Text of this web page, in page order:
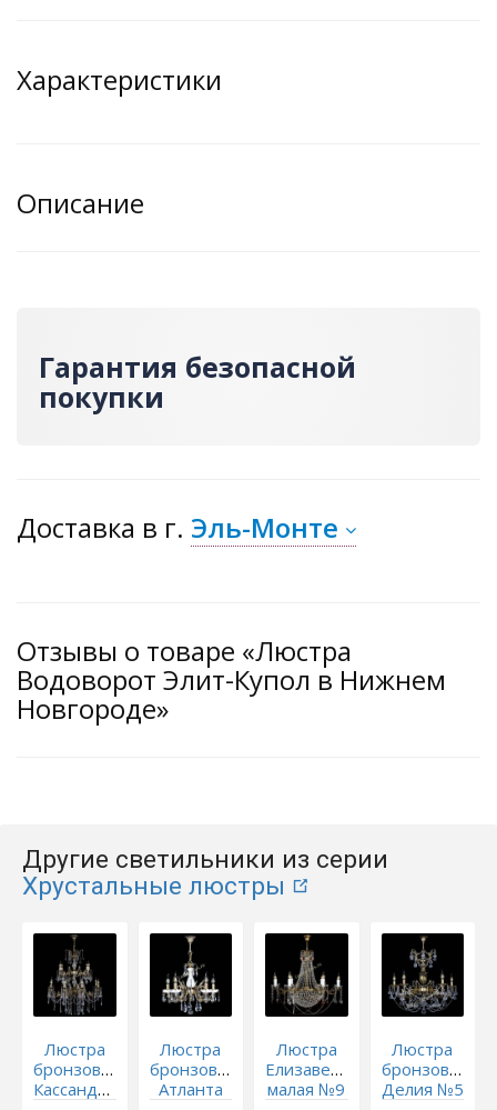
Характеристики
Описание
Гарантия безопасной
покупки
Доставка в г. Эль-Монте
Отзывы о товаре «Люстра
Водоворот Элит-Купол в Нижнем
Новгороде»
Другие светильники из серии
Хрустальные люстры
Люстра
бронзовая
Кассандра
Люстра
бронзовая
Атланта
Люстра
Елизавета
малая №9
Люстра
бронзовая
Делия №5